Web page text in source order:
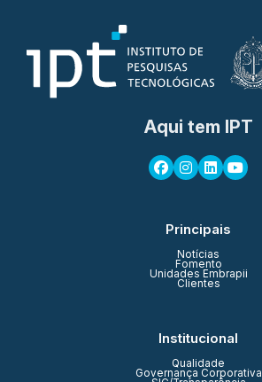
Aqui tem IPT
Principais
Notícias
Fomento
Unidades Embrapii
Clientes
Institucional
Qualidade
Governança Corporativa